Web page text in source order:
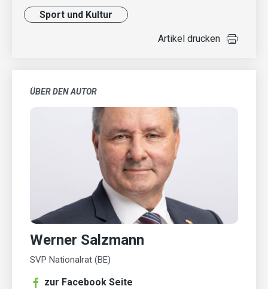
Sport und Kultur
Artikel drucken
ÜBER DEN AUTOR
Werner Salzmann
SVP Nationalrat (BE)
zur Facebook Seite